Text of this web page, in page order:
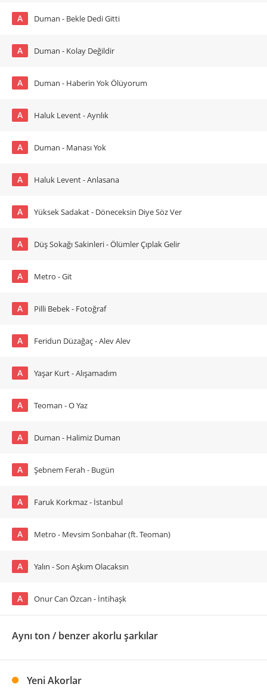
A Duman - Bekle Dedi Gitti
A Duman - Kolay Değildir
A Duman - Haberin Yok Ölüyorum
A Haluk Levent - Ayrılık
A Duman - Manası Yok
A Haluk Levent - Anlasana
A Yüksek Sadakat - Döneceksin Diye Söz Ver
A Düş Sokağı Sakinleri - Ölümler Çıplak Gelir
A Metro - Git
A Pilli Bebek - Fotoğraf
A Feridun Düzağaç - Alev Alev
A Yaşar Kurt - Alışamadım
A Teoman - O Yaz
A Duman - Halimiz Duman
A Şebnem Ferah - Bugün
A Faruk Korkmaz - İstanbul
A Metro - Mevsim Sonbahar (ft. Teoman)
A Yalın - Son Aşkım Olacaksın
A Onur Can Özcan - İntihaşk
Aynı ton / benzer akorlu şarkılar
Yeni Akorlar